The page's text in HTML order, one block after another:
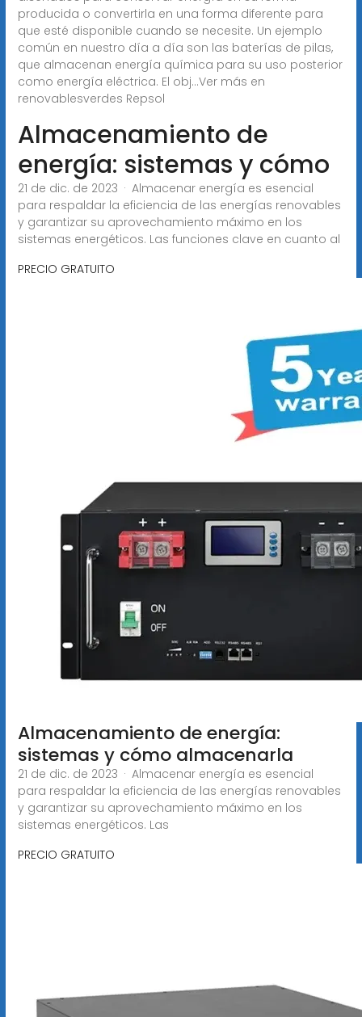
producida o convertirla en una forma diferente para
que esté disponible cuando se necesite. Un ejemplo
común en nuestro día a día son las baterías de pilas,
que almacenan energía química para su uso posterior
como energía eléctrica. El obj...Ver más en
renovablesverdes Repsol
Almacenamiento de
energía: sistemas y cómo
21 de dic. de 2023 · Almacenar energía es esencial
para respaldar la eficiencia de las energías renovables
y garantizar su aprovechamiento máximo en los
sistemas energéticos. Las funciones clave en cuanto al
PRECIO GRATUITO
Almacenamiento de energía:
sistemas y cómo almacenarla
21 de dic. de 2023 · Almacenar energía es esencial
para respaldar la eficiencia de las energías renovables
y garantizar su aprovechamiento máximo en los
sistemas energéticos. Las
PRECIO GRATUITO